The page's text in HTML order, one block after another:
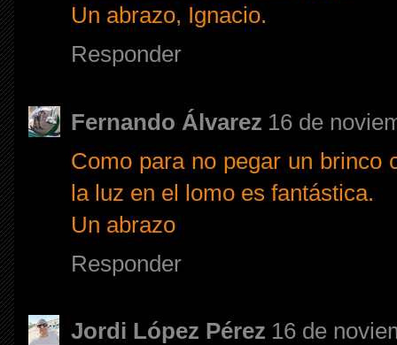
Un abrazo, Ignacio.
Responder
Fernando Álvarez 16 de
Como para no pegar un brinco
la luz en el lomo es fantástica.
Un abrazo
Responder
Jordi López Pérez 16 de